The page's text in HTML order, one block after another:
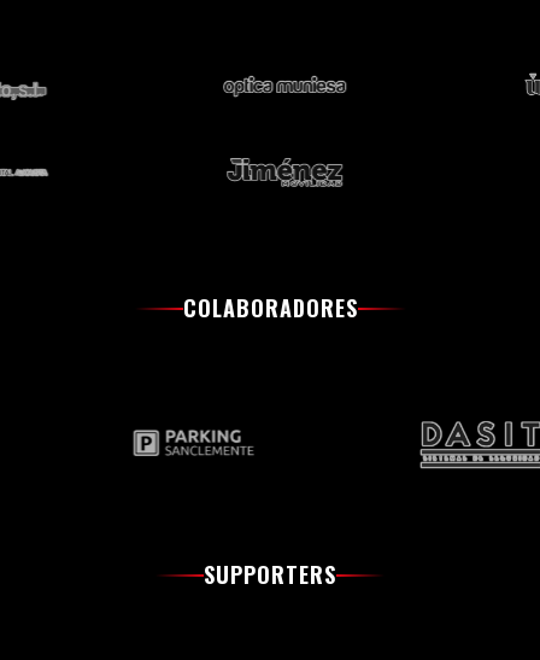
COLABORADORES
SUPPORTERS